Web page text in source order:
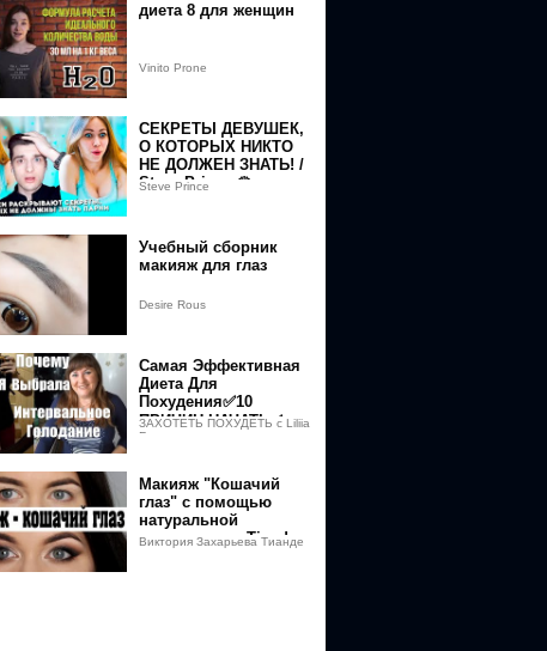
диета 8 для женщин
Vinito Prone
СЕКРЕТЫ ДЕВУШЕК,
О КОТОРЫХ НИКТО
НЕ ДОЛЖЕН ЗНАТЬ! /
Steve Prince ♛
Steve Prince
Учебный сборник
макияж для глаз
Desire Rous
Самая Эффективная
Диета Для
Похудения✅10
ПРИЧИН НАЧАТЬ✅
ЗАХОТЕТЬ ПОХУДЕТЬ с Liliia
France
Макияж "Кошачий
глаз" с помощью
натуральной
косметики от Tiande
Виктория Захарьева Тианде